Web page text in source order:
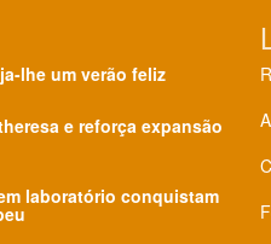
lhe um verão feliz
e reforça expansão
laboratório conquistam